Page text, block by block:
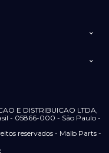
E DISTRIBUICAO LTDA,
- 05866-000 - São Paulo -
reservados - Malb Parts -